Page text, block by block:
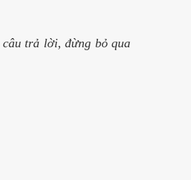
trả lời, đừng bỏ qua